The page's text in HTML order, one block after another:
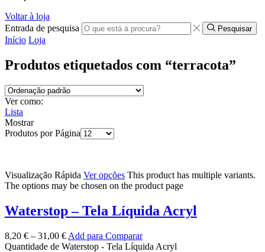
Voltar à loja
Entrada de pesquisa
Pesquisar
Início Loja
Produtos etiquetados com “terracota”
Ver como:
Lista
Mostrar
Produtos por Página
Visualização Rápida Ver opções This product has multiple variants.
The options may be chosen on the product page
Waterstop – Tela Líquida Acryl
8,20 € – 31,00 € Add para Comparar
Quantidade de Waterstop - Tela Líquida Acryl